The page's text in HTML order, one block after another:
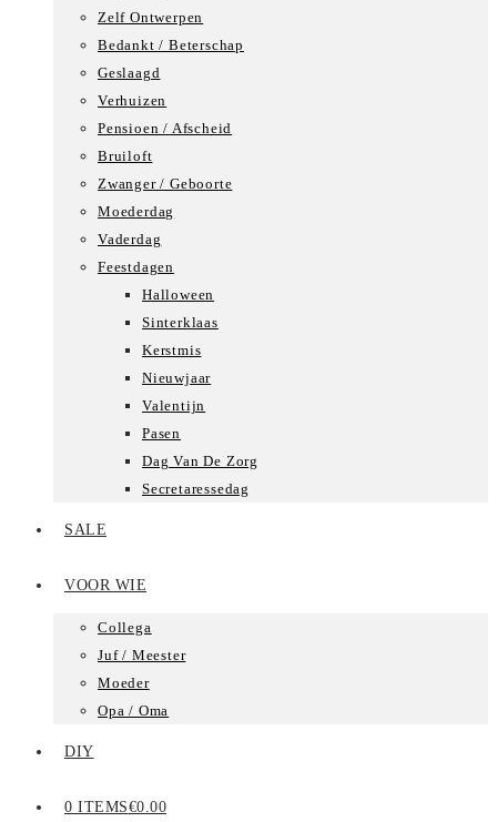
Zelf Ontwerpen
Bedankt / Beterschap
Geslaagd
Verhuizen
Pensioen / Afscheid
Bruiloft
Zwanger / Geboorte
Moederdag
Vaderdag
Feestdagen
Halloween
Sinterklaas
Kerstmis
Nieuwjaar
Valentijn
Pasen
Dag Van De Zorg
Secretaressedag
SALE
VOOR WIE
Collega
Juf / Meester
Moeder
Opa / Oma
DIY
0 ITEMS€0.00